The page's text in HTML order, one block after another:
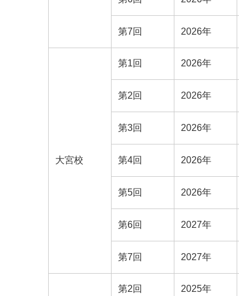
第7回 2026年
大宮校
第1回 2026年
第2回 2026年
第3回 2026年
第4回 2026年
第5回 2026年
第6回 2027年
第7回 2027年
第2回 2025年